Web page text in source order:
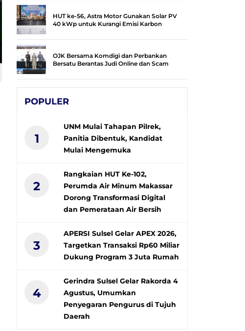
HUT ke-56, Astra Motor Gunakan Solar PV
40 kWp untuk Kurangi Emisi Karbon
OJK Bersama Komdigi dan Perbankan
Bersatu Berantas Judi Online dan Scam
POPULER
1
UNM Mulai Tahapan Pilrek,
Panitia Dibentuk, Kandidat
Mulai Mengemuka
2
Rangkaian HUT Ke-102,
Perumda Air Minum Makassar
Dorong Transformasi Digital
dan Pemerataan Air Bersih
3
APERSI Sulsel Gelar APEX 2026,
Targetkan Transaksi Rp60 Miliar
Dukung Program 3 Juta Rumah
4
Gerindra Sulsel Gelar Rakorda 4
Agustus, Umumkan
Penyegaran Pengurus di Tujuh
Daerah